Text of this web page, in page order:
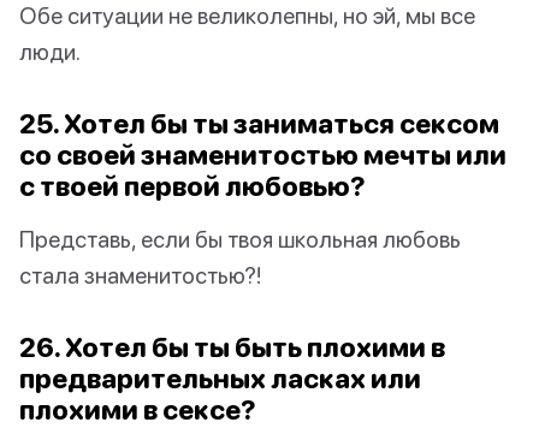
Обе ситуации не великолепны, но эй, мы все
люди.
25. Хотел бы ты заниматься сексом
со своей знаменитостью мечты или
с твоей первой любовью?
Представь, если бы твоя школьная любовь
стала знаменитостью?!
26. Хотел бы ты быть плохими в
предварительных ласках или
плохими в сексе?